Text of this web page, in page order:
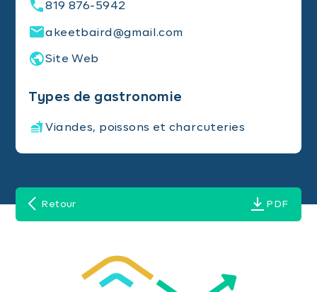
819 876-5942
akeetbaird@gmail.com
Site Web
Types de gastronomie
Viandes, poissons et charcuteries
Retour PDF